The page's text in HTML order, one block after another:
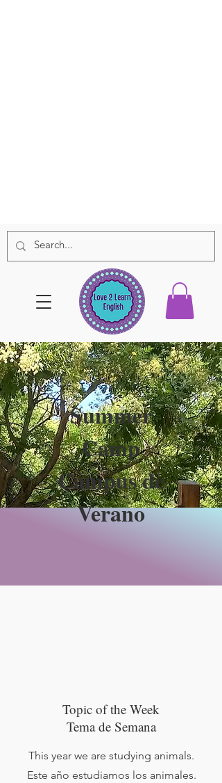
Summer
Camp
Campus de
Verano
Topic of the Week
Tema de Semana
This year we are studying animals.
Este año estudiamos los animales.